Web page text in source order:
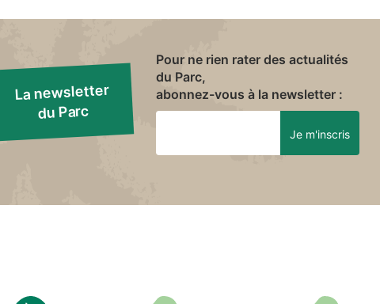
La newsletter
du Parc
Pour ne rien rater des actualités
du Parc,
abonnez-vous à la newsletter :